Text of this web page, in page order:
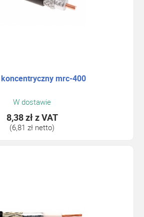
mrc-400
W dostawie
8,38 złz VAT
(6,81 zł netto)